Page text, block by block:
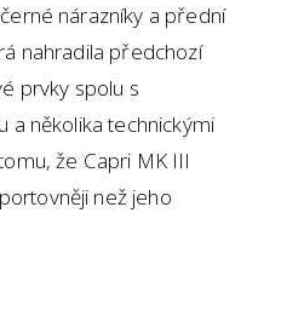
nárazníky a přední
nahradila předchozí
prvky spolu s
a několika technickými
že Capri MK III
než jeho